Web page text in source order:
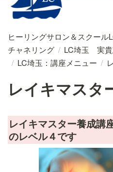
ヒーリングサロン＆スクール
チャネリング / LC埼玉 実
/ LC埼玉：講座メニュー /
レイキマスタ
レイキマスター養成講
のレベル４です